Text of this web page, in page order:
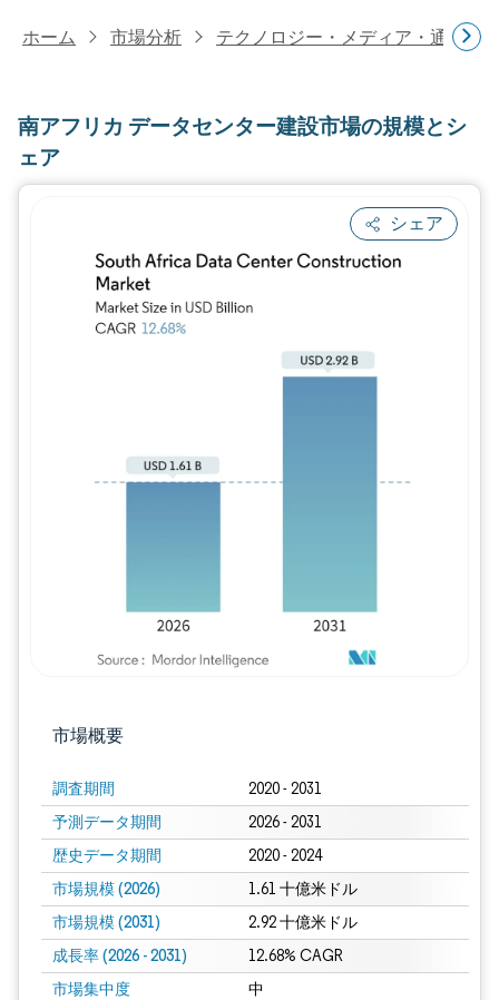
ホーム 市場分析 テクノロジー・メディア・通信研
南アフリカ データセンター建設市場の規模とシ
ェア
シェア
市場概要
調査期間 2020 - 2031
予測データ期間 2026 - 2031
歴史データ期間 2020 - 2024
市場規模 (2026) 1.61 十億米ドル
市場規模 (2031) 2.92 十億米ドル
成長率 (2026 - 2031) 12.68% CAGR
市場集中度 中